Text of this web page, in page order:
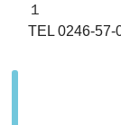
１
TEL 0246-57-